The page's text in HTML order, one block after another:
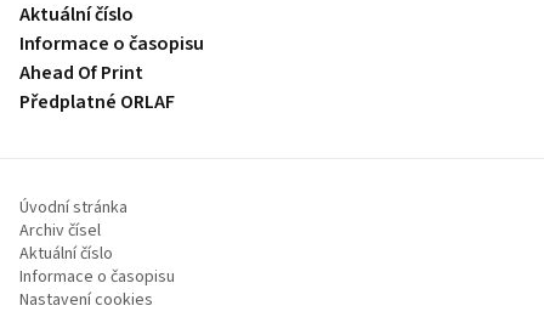
Aktuální číslo
Informace o časopisu
Ahead Of Print
Předplatné ORLAF
Úvodní stránka
Archiv čísel
Aktuální číslo
Informace o časopisu
Nastavení cookies